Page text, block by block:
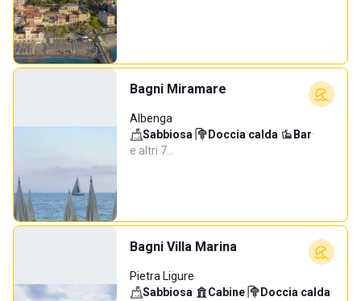
Bagni Miramare
Albenga
Sabbiosa· Doccia calda· Bar·
e altri 7…
Bagni Villa Marina
Pietra Ligure
Sabbiosa· Cabine· Doccia calda·